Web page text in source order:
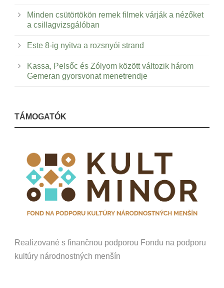
Minden csütörtökön remek filmek várják a nézőket
a csillagvizsgálóban
Este 8-ig nyitva a rozsnyói strand
Kassa, Pelsőc és Zólyom között változik három
Gemeran gyorsvonat menetrendje
TÁMOGATÓK
Realizované s finančnou podporou Fondu na podporu
kultúry národnostných menšín